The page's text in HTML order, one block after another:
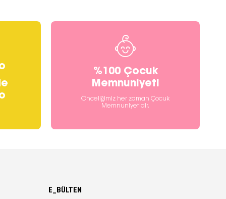
%100 Çocuk
Memnuniyeti
Önceliğimiz her zaman Çocuk
Memnuniyetidir.
E_BÜLTEN